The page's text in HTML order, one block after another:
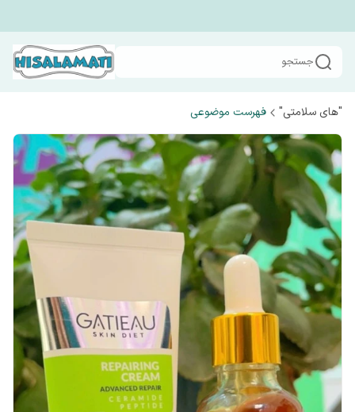
جستجو
"های سلامتی" فهرست موضوعی